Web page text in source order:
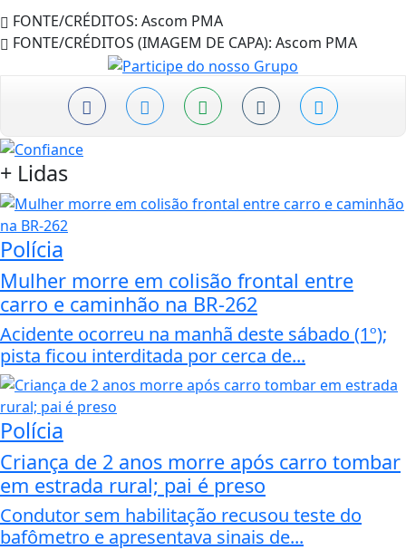
FONTE/CRÉDITOS: Ascom PMA
FONTE/CRÉDITOS (IMAGEM DE CAPA): Ascom PMA
+ Lidas
Polícia
Mulher morre em colisão frontal entre
carro e caminhão na BR-262
Acidente ocorreu na manhã deste sábado (1º);
pista ficou interditada por cerca de...
Polícia
Criança de 2 anos morre após carro tombar
em estrada rural; pai é preso
Condutor sem habilitação recusou teste do
bafômetro e apresentava sinais de...